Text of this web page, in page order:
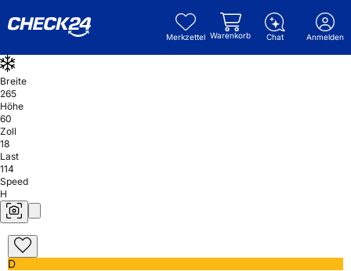
Merkzettel Warenkorb Chat Anmelden
Breite
265
Höhe
60
Zoll
18
Last
114
Speed
H
D